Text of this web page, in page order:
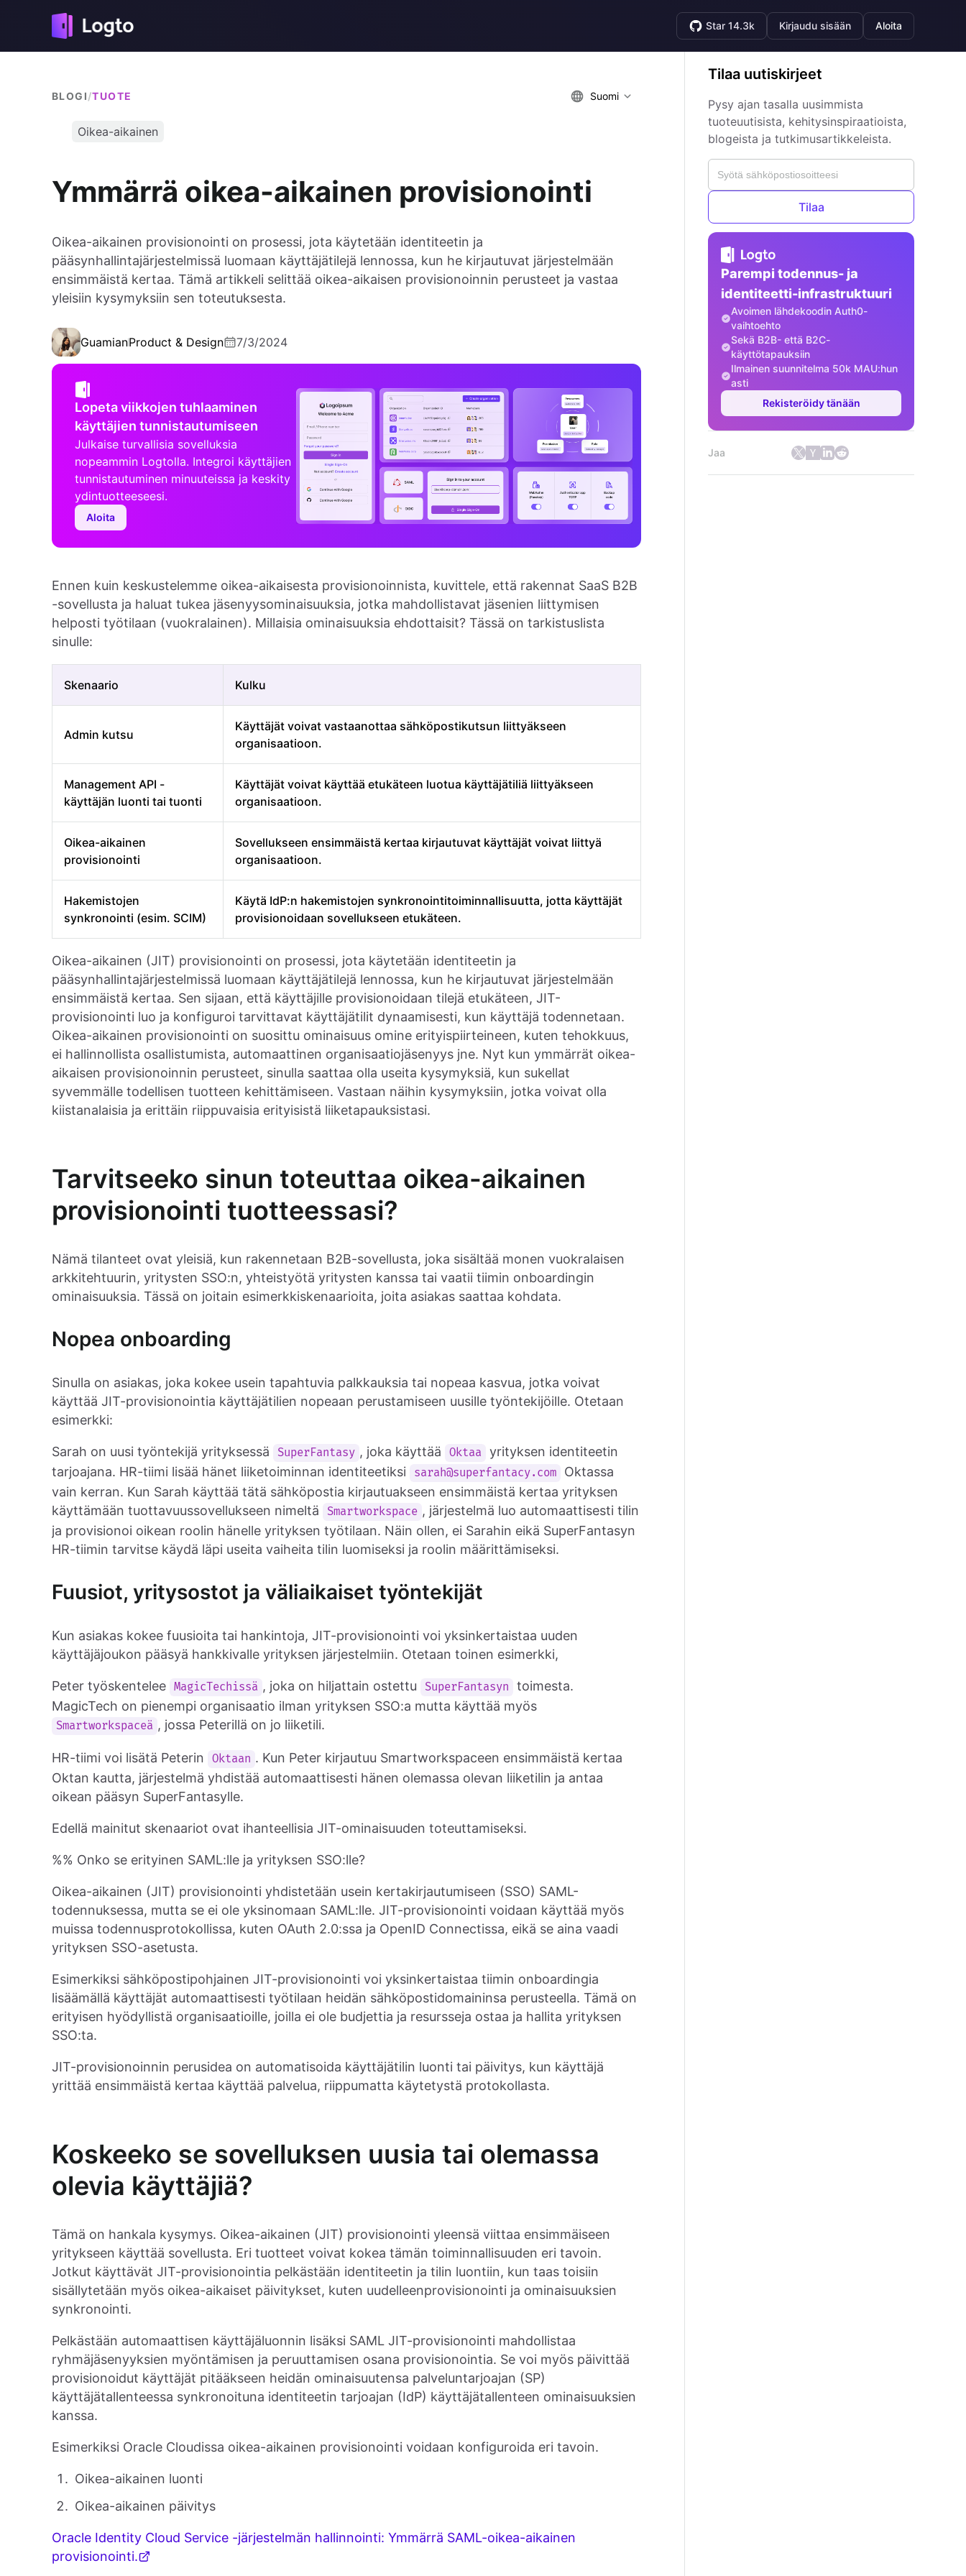
Star 14.3k Kirjaudu sisään Aloita
BLOGI/TUOTE Suomi
Oikea-aikainen
Ymmärrä oikea-aikainen provisionointi
Oikea-aikainen provisionointi on prosessi, jota käytetään identiteetin ja
pääsynhallintajärjestelmissä luomaan käyttäjätilejä lennossa, kun he kirjautuvat järjestelmään
ensimmäistä kertaa. Tämä artikkeli selittää oikea-aikaisen provisionoinnin perusteet ja vastaa
yleisiin kysymyksiin sen toteutuksesta.
GuamianProduct & Design 7/3/2024
Lopeta viikkojen tuhlaaminen
käyttäjien tunnistautumiseen
Julkaise turvallisia sovelluksia
nopeammin Logtolla. Integroi käyttäjien
tunnistautuminen minuuteissa ja keskity
ydintuotteeseesi.
Aloita
Ennen kuin keskustelemme oikea-aikaisesta provisionoinnista, kuvittele, että rakennat SaaS B2B
-sovellusta ja haluat tukea jäsenyysominaisuuksia, jotka mahdollistavat jäsenien liittymisen
helposti työtilaan (vuokralainen). Millaisia ominaisuuksia ehdottaisit? Tässä on tarkistuslista
sinulle:
Skenaario Kulku
Admin kutsu
Käyttäjät voivat vastaanottaa sähköpostikutsun liittyäkseen
organisaatioon.
Management API -
käyttäjän luonti tai tuonti
Käyttäjät voivat käyttää etukäteen luotua käyttäjätiliä liittyäkseen
organisaatioon.
Oikea-aikainen
provisionointi
Sovellukseen ensimmäistä kertaa kirjautuvat käyttäjät voivat liittyä
organisaatioon.
Hakemistojen
synkronointi (esim. SCIM)
Käytä IdP:n hakemistojen synkronointitoiminnallisuutta, jotta käyttäjät
provisionoidaan sovellukseen etukäteen.
Oikea-aikainen (JIT) provisionointi on prosessi, jota käytetään identiteetin ja
pääsynhallintajärjestelmissä luomaan käyttäjätilejä lennossa, kun he kirjautuvat järjestelmään
ensimmäistä kertaa. Sen sijaan, että käyttäjille provisionoidaan tilejä etukäteen, JIT-
provisionointi luo ja konfiguroi tarvittavat käyttäjätilit dynaamisesti, kun käyttäjä todennetaan.
Oikea-aikainen provisionointi on suosittu ominaisuus omine erityispiirteineen, kuten tehokkuus,
ei hallinnollista osallistumista, automaattinen organisaatiojäsenyys jne. Nyt kun ymmärrät oikea-
aikaisen provisionoinnin perusteet, sinulla saattaa olla useita kysymyksiä, kun sukellat
syvemmälle todellisen tuotteen kehittämiseen. Vastaan näihin kysymyksiin, jotka voivat olla
kiistanalaisia ja erittäin riippuvaisia erityisistä liiketapauksistasi.
Tarvitseeko sinun toteuttaa oikea-aikainen
provisionointi tuotteessasi?
Nämä tilanteet ovat yleisiä, kun rakennetaan B2B-sovellusta, joka sisältää monen vuokralaisen
arkkitehtuurin, yritysten SSO:n, yhteistyötä yritysten kanssa tai vaatii tiimin onboardingin
ominaisuuksia. Tässä on joitain esimerkkiskenaarioita, joita asiakas saattaa kohdata.
Nopea onboarding
Sinulla on asiakas, joka kokee usein tapahtuvia palkkauksia tai nopeaa kasvua, jotka voivat
käyttää JIT-provisionointia käyttäjätilien nopeaan perustamiseen uusille työntekijöille. Otetaan
esimerkki:
Sarah on uusi työntekijä yrityksessä SuperFantasy , joka käyttää Oktaa
yrityksen identiteetin
tarjoajana. HR-tiimi lisää hänet liiketoiminnan identiteetiksi
sarah@superfantacy.com
Oktassa
vain kerran. Kun Sarah käyttää tätä sähköpostia kirjautuakseen ensimmäistä kertaa yrityksen
käyttämään tuottavuussovellukseen nimeltä
Smartworkspace , järjestelmä luo automaattisesti tilin
ja provisionoi oikean roolin hänelle yrityksen työtilaan. Näin ollen, ei Sarahin eikä SuperFantasyn
HR-tiimin tarvitse käydä läpi useita vaiheita tilin luomiseksi ja roolin määrittämiseksi.
Fuusiot, yritysostot ja väliaikaiset työntekijät
Kun asiakas kokee fuusioita tai hankintoja, JIT-provisionointi voi yksinkertaistaa uuden
käyttäjäjoukon pääsyä hankkivalle yrityksen järjestelmiin. Otetaan toinen esimerkki,
Peter työskentelee MagicTechissä , joka on hiljattain ostettu SuperFantasyn
toimesta.
MagicTech on pienempi organisaatio ilman yrityksen SSO:a mutta käyttää myös
Smartworkspaceä , jossa Peterillä on jo liiketili.
HR-tiimi voi lisätä Peterin Oktaan . Kun Peter kirjautuu Smartworkspaceen ensimmäistä kertaa
Oktan kautta, järjestelmä yhdistää automaattisesti hänen olemassa olevan liiketilin ja antaa
oikean pääsyn SuperFantasylle.
Edellä mainitut skenaariot ovat ihanteellisia JIT-ominaisuuden toteuttamiseksi.
%% Onko se erityinen SAML:lle ja yrityksen SSO:lle?
Oikea-aikainen (JIT) provisionointi yhdistetään usein kertakirjautumiseen (SSO) SAML-
todennuksessa, mutta se ei ole yksinomaan SAML:lle. JIT-provisionointi voidaan käyttää myös
muissa todennusprotokollissa, kuten OAuth 2.0:ssa ja OpenID Connectissa, eikä se aina vaadi
yrityksen SSO-asetusta.
Esimerkiksi sähköpostipohjainen JIT-provisionointi voi yksinkertaistaa tiimin onboardingia
lisäämällä käyttäjät automaattisesti työtilaan heidän sähköpostidomaininsa perusteella. Tämä on
erityisen hyödyllistä organisaatioille, joilla ei ole budjettia ja resursseja ostaa ja hallita yrityksen
SSO:ta.
JIT-provisionoinnin perusidea on automatisoida käyttäjätilin luonti tai päivitys, kun käyttäjä
yrittää ensimmäistä kertaa käyttää palvelua, riippumatta käytetystä protokollasta.
Koskeeko se sovelluksen uusia tai olemassa
olevia käyttäjiä?
Tämä on hankala kysymys. Oikea-aikainen (JIT) provisionointi yleensä viittaa ensimmäiseen
yritykseen käyttää sovellusta. Eri tuotteet voivat kokea tämän toiminnallisuuden eri tavoin.
Jotkut käyttävät JIT-provisionointia pelkästään identiteetin ja tilin luontiin, kun taas toisiin
sisällytetään myös oikea-aikaiset päivitykset, kuten uudelleenprovisionointi ja ominaisuuksien
synkronointi.
Pelkästään automaattisen käyttäjäluonnin lisäksi SAML JIT-provisionointi mahdollistaa
ryhmäjäsenyyksien myöntämisen ja peruuttamisen osana provisionointia. Se voi myös päivittää
provisionoidut käyttäjät pitääkseen heidän ominaisuutensa palveluntarjoajan (SP)
käyttäjätallenteessa synkronoituna identiteetin tarjoajan (IdP) käyttäjätallenteen ominaisuuksien
kanssa.
Esimerkiksi Oracle Cloudissa oikea-aikainen provisionointi voidaan konfiguroida eri tavoin.
Oikea-aikainen luonti
Oikea-aikainen päivitys
Oracle Identity Cloud Service -järjestelmän hallinnointi: Ymmärrä SAML-oikea-aikainen
provisionointi.
Tilaa uutiskirjeet
Pysy ajan tasalla uusimmista
tuoteuutisista, kehitysinspiraatioista,
blogeista ja tutkimusartikkeleista.
Tilaa
Parempi todennus- ja
identiteetti-infrastruktuuri
Avoimen lähdekoodin Auth0-
vaihtoehto
Sekä B2B- että B2C-
käyttötapauksiin
Ilmainen suunnitelma 50k MAU:hun
asti
Rekisteröidy tänään
Jaa